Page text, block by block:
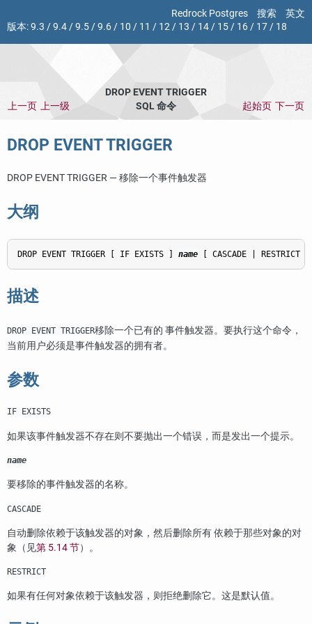
Redrock Postgres 搜索
英文
版本:9.3 /9.4/9.5/9.6/ 10 / 11 / 12/ 13 / 14/ 15/ 16/ 17/ 18
DROP EVENT TRIGGER
上一页 上一级 SQL 命令 起始页 下一页
DROP EVENT TRIGGER
DROP EVENT TRIGGER — 移除一个事件触发器
大纲
DROP EVENT TRIGGER [ IF EXISTS ] name
描述
DROP EVENT TRIGGER移除一个已有的 事件触发器。要执行这个命令，
当前用户必须是事件触发器的拥有者。
参数
IF EXISTS
如果该事件触发器不存在则不要抛出一个错误，而是发出一个提示。
name
要移除的事件触发器的名称。
CASCADE
自动删除依赖于该触发器的对象，然后删除所有 依赖于那些对象的对
象（见第 5.14 节）。
RESTRICT
如果有任何对象依赖于该触发器，则拒绝删除它。这是默认值。